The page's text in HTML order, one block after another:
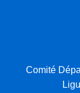
Comité